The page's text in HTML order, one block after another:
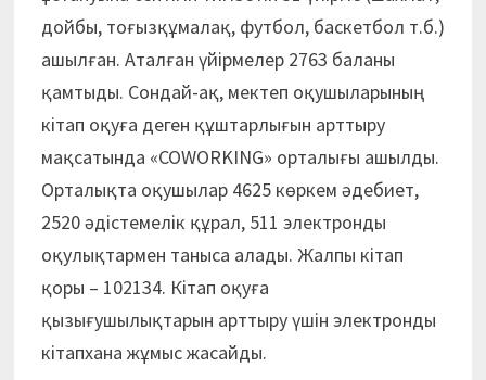
дойбы, тоғызқұмалақ, футбол, баскетбол т.б.)
ашылған. Аталған үйірмелер 2763 баланы
қамтыды. Сондай-ақ, мектеп оқушыларының
кітап оқуға деген құштарлығын арттыру
мақсатында «COWORKING» орталығы ашылды.
Орталықта оқушылар 4625 көркем әдебиет,
2520 әдістемелік құрал, 511 электронды
оқулықтармен таныса алады. Жалпы кітап
қоры – 102134. Кітап оқуға
қызығушылықтарын арттыру үшін электронды
кітапхана жұмыс жасайды.